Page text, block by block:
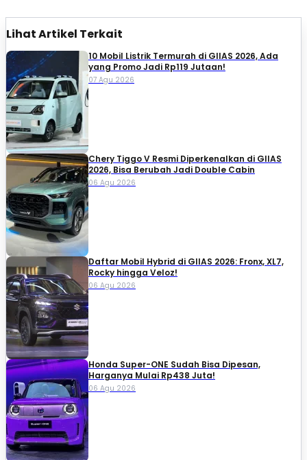
Lihat Artikel Terkait
10 Mobil Listrik Termurah di GIIAS 2026, Ada
yang Promo Jadi Rp119 Jutaan!
07 Agu 2026
Chery Tiggo V Resmi Diperkenalkan di GIIAS
2026, Bisa Berubah Jadi Double Cabin
06 Agu 2026
Daftar Mobil Hybrid di GIIAS 2026: Fronx, XL7,
Rocky hingga Veloz!
06 Agu 2026
Honda Super-ONE Sudah Bisa Dipesan,
Harganya Mulai Rp438 Juta!
06 Agu 2026